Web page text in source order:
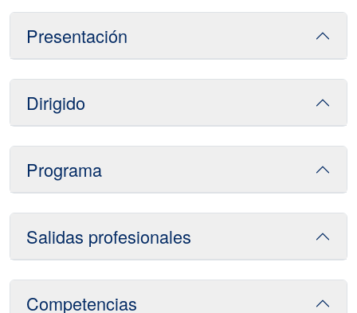
Presentación
Dirigido
Programa
Salidas profesionales
Competencias